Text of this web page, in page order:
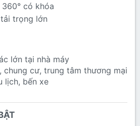
có khóa
trọng lớn
lớn tại nhà máy
chung cư, trung tâm thương mại
lịch, bến xe